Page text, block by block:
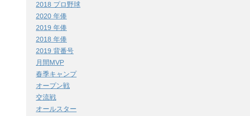
2018 プロ野球
2020 年俸
2019 年俸
2018 年俸
2019 背番号
月間MVP
春季キャンプ
オープン戦
交流戦
オールスター